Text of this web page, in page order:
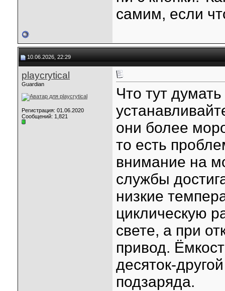
самим, если
10.06.2026, 22:29
playcrytical
Guardian
Регистрация: 01.06.2020
Сообщений: 1,821
Что тут
они более
то есть
внимание на
службы
низкие
циклическую
свете, а при
привод.
десяток-
подзаряда.